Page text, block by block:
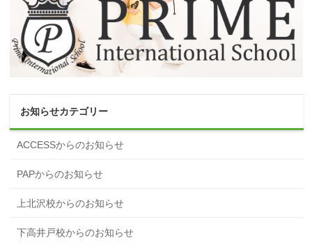
お知らせカテゴリー
ACCESSからのお知らせ
PAPからのお知らせ
上北沢校からのお知らせ
下高井戸校からのお知らせ